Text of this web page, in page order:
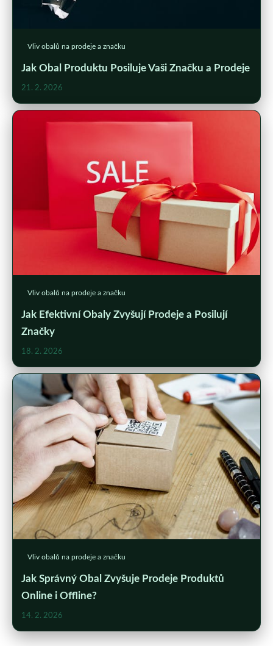
Vliv obalů na prodeje a značku
Jak Obal Produktu Posiluje Vaši Značku a Prodeje
21. 2. 2026
Vliv obalů na prodeje a značku
Jak Efektivní Obaly Zvyšují Prodeje a Posilují
Značky
18. 2. 2026
Vliv obalů na prodeje a značku
Jak Správný Obal Zvyšuje Prodeje Produktů
Online i Offline?
14. 2. 2026